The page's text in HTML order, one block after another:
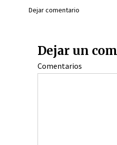
Dejar comentario
Dejar un
Comentarios